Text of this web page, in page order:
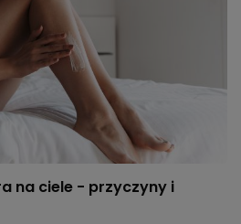
na ciele - przyczyny i